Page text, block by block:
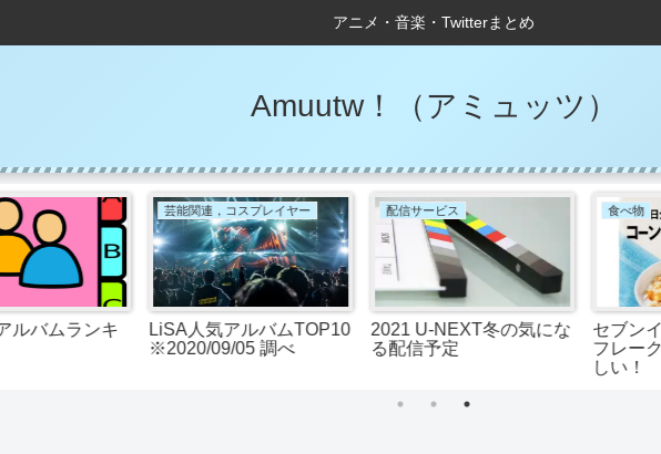
アニメ・音楽・Twitterまとめ
Amuutw！（アミュッツ）
芸能関連，コスプレイヤー
LiSA人気アルバムTOP10
配信サービス
2021 U-NEXT冬の気にな
る配信予定
食べ物
セブンイレブンのコーン
フレーク フロストは美味